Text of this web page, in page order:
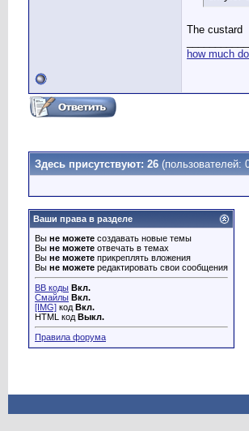
The custard
how much
Здесь присутствуют: 26 (пользователей:
Ваши права в разделе
Вы не можете создавать новые темы
Вы не можете отвечать в темах
Вы не можете прикреплять вложения
Вы не можете редактировать свои сообщения
BB коды Вкл.
Смайлы Вкл.
[IMG] код Вкл.
HTML код Выкл.
Правила форума